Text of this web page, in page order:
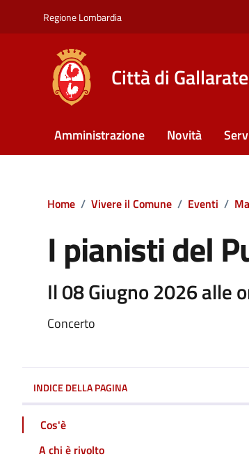
Regione Lombardia
Città di Gallarate
Amministrazione Novità
Home / Vivere il Comune / Eventi /
I pianisti del
Il 08 Giugno 2026 alle
Concerto
INDICE DELLA PAGINA
Cos'è
A chi è rivolto